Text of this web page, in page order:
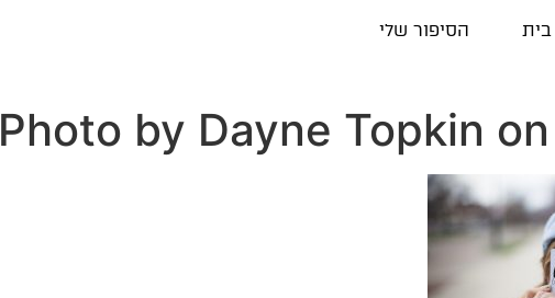
בית הסיפור שלי
Photo by Dayne Topkin